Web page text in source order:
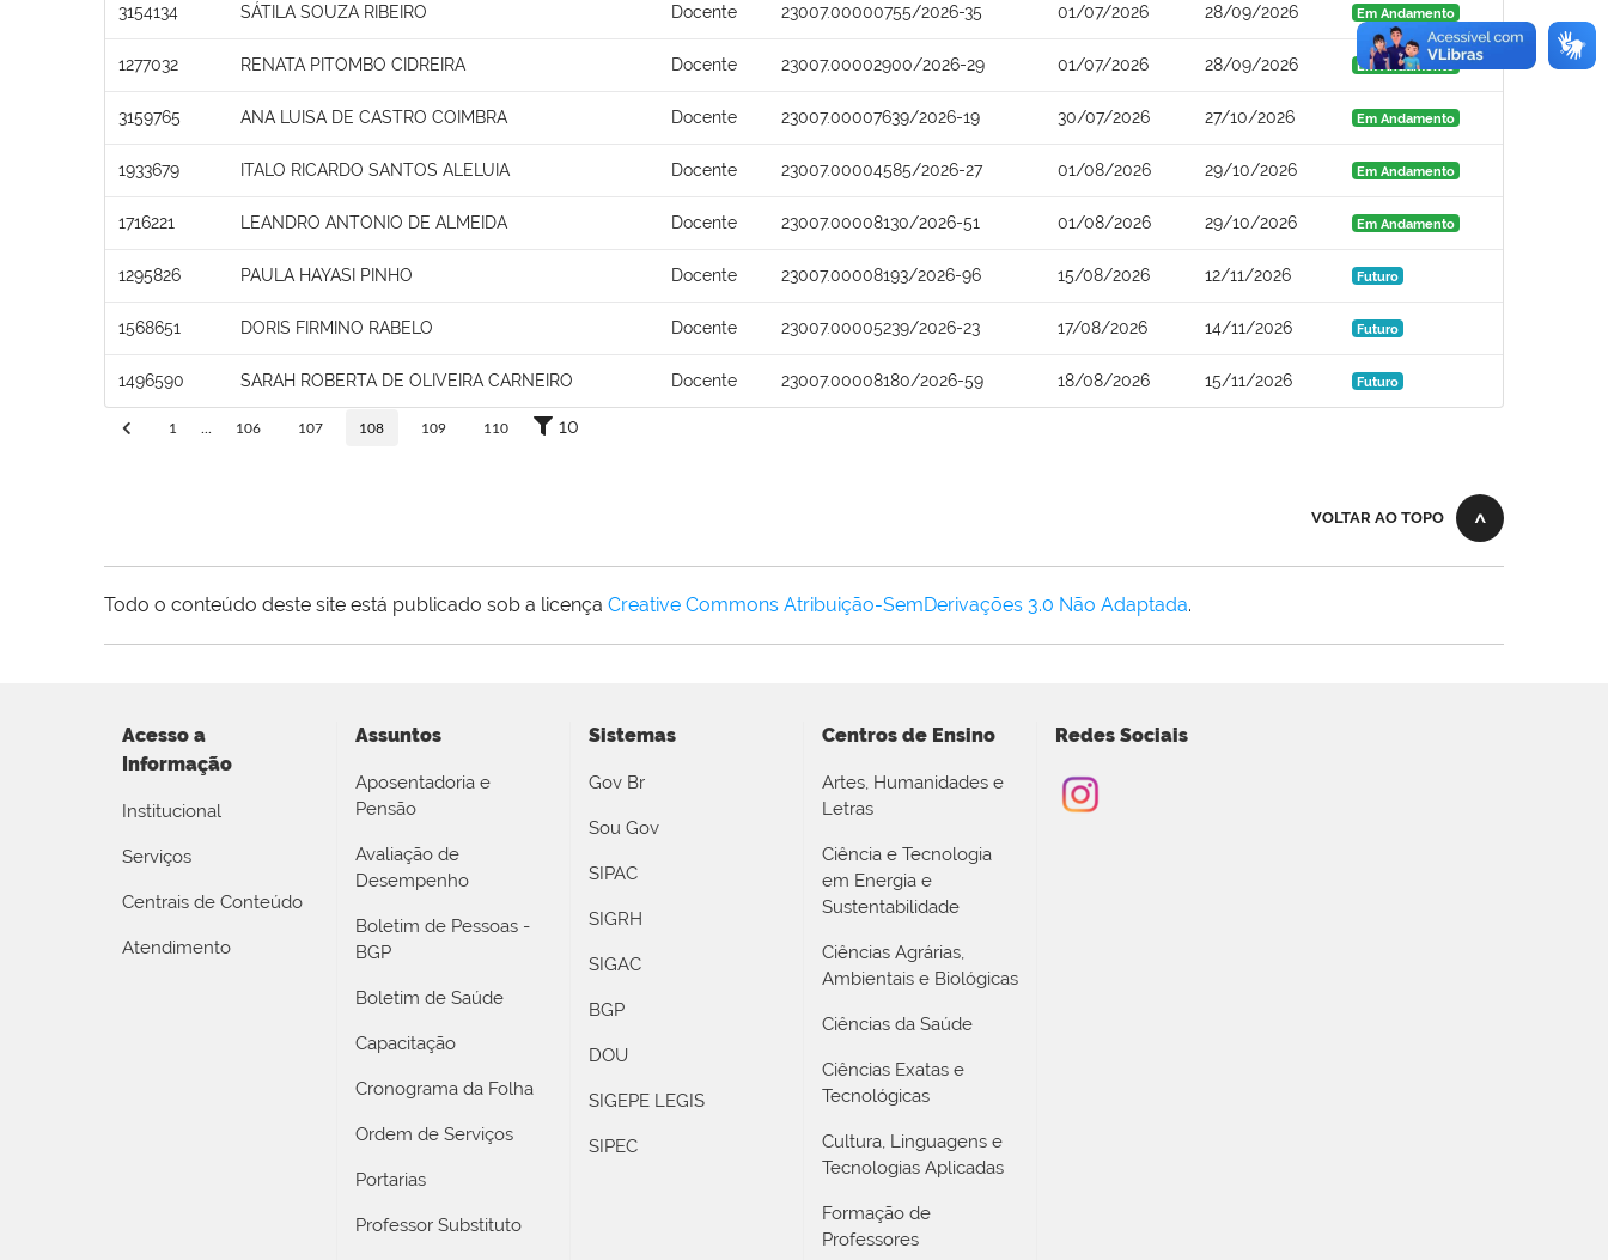
3154134 SÁTILA SOUZA RIBEIRO Docente 23007.00000755/2026-35 01/07/2026 28/09/2026 Em Andamento
1277032 RENATA PITOMBO CIDREIRA Docente 23007.00002900/2026-29 01/07/2026 28/09/2026 Em Andamento
3159765 ANA LUISA DE CASTRO COIMBRA Docente 23007.00007639/2026-19 30/07/2026 27/10/2026 Em Andamento
1933679 ITALO RICARDO SANTOS ALELUIA Docente 23007.00004585/2026-27 01/08/2026 29/10/2026 Em Andamento
1716221 LEANDRO ANTONIO DE ALMEIDA Docente 23007.00008130/2026-51 01/08/2026 29/10/2026 Em Andamento
1295826 PAULA HAYASI PINHO Docente 23007.00008193/2026-96 15/08/2026 12/11/2026 Futuro
1568651 DORIS FIRMINO RABELO Docente 23007.00005239/2026-23 17/08/2026 14/11/2026 Futuro
1496590 SARAH ROBERTA DE OLIVEIRA CARNEIRO Docente 23007.00008180/2026-59 18/08/2026 15/11/2026 Futuro
1 106 107 108 109 110 10
VOLTAR AO TOPO
Todo o conteúdo deste site está publicado sob a licença Creative Commons Atribuição-SemDerivações 3.0 Não Adaptada.
Acesso a
Informação
Institucional
Serviços
Centrais de Conteúdo
Atendimento
Assuntos
Aposentadoria e
Pensão
Avaliação de
Desempenho
Boletim de Pessoas -
BGP
Boletim de Saúde
Capacitação
Cronograma da Folha
Ordem de Serviços
Portarias
Professor Substituto
Sistemas
Gov Br
Sou Gov
SIPAC
SIGRH
SIGAC
BGP
DOU
SIGEPE LEGIS
SIPEC
Centros de Ensino
Artes, Humanidades e
Letras
Ciência e Tecnologia
em Energia e
Sustentabilidade
Ciências Agrárias,
Ambientais e Biológicas
Ciências da Saúde
Ciências Exatas e
Tecnológicas
Cultura, Linguagens e
Tecnologias Aplicadas
Formação de
Professores
Redes Sociais